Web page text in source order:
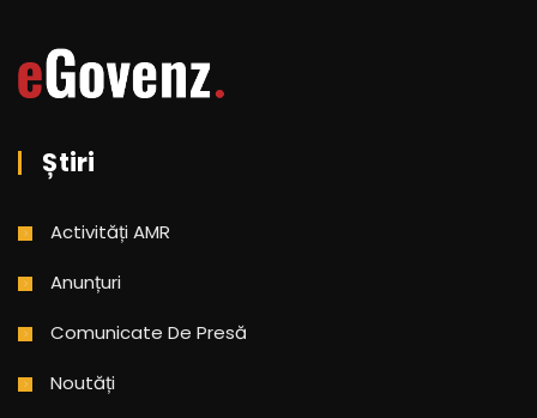
Știri
Activități AMR
Anunțuri
Comunicate De Presă
Noutăți